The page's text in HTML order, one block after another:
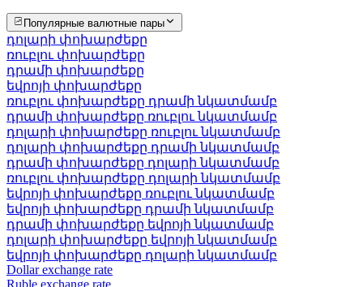
Популярные валютные пары
դոլարի փոխարժեքը
ռուբլու փոխարժեքը
դրամի փոխարժեքը
եվրոյի փոխարժեքը
ռուբլու փոխարժեքը դրամի նկատմամբ
դրամի փոխարժեքը ռուբլու նկատմամբ
դոլարի փոխարժեքը ռուբլու նկատմամբ
դոլարի փոխարժեքը դրամի նկատմամբ
դրամի փոխարժեքը դոլարի նկատմամբ
ռուբլու փոխարժեքը դոլարի նկատմամբ
եվրոյի փոխարժեքը ռուբլու նկատմամբ
եվրոյի փոխարժեքը դրամի նկատմամբ
դրամի փոխարժեքը եվրոյի նկատմամբ
դոլարի փոխարժեքը եվրոյի նկատմամբ
եվրոյի փոխարժեքը դոլարի նկատմամբ
Dollar exchange rate
Ruble exchange rate